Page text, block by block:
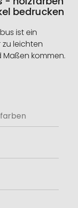
bedrucken
ist ein
leichten
Maßen kommen.